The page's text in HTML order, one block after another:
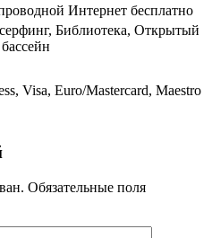
Интернет бесплатно
Библиотека, Открытый
Visa, Euro/Mastercard, Maestro
Обязательные поля